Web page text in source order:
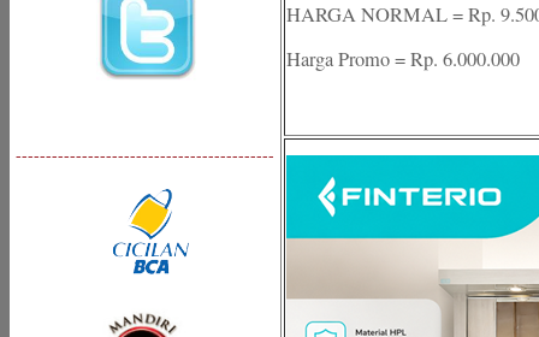
-------------------------------------------
HARGA NORMAL = Rp.
Harga Promo = Rp. 6.000.000